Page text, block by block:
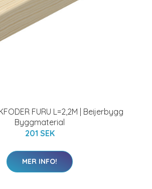
FURU L=2,2M | Beijerbygg
Byggmaterial
201 SEK
MER INFO!